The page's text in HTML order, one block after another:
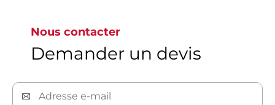
En savoir plus
Nous contacter
Demander un devis